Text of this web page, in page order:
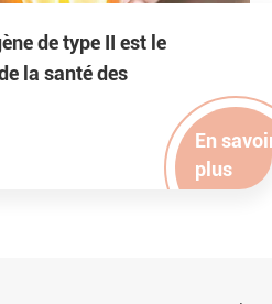
de type II est le
la santé des
En
plus